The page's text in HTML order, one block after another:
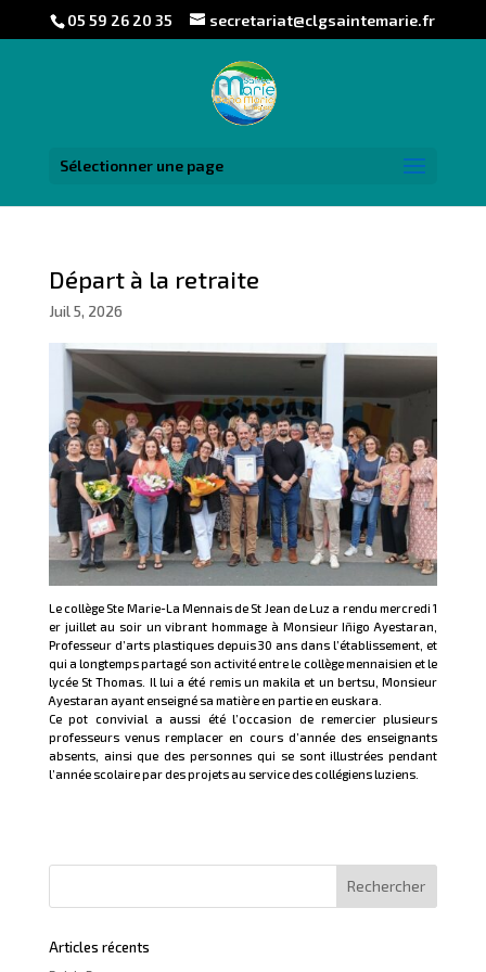
05 59 26 20 35 secretariat@clgsaintemarie.fr
Sélectionner une page
Départ à la retraite
Juil 5, 2026
Le collège Ste Marie-La Mennais de St Jean de Luz a rendu mercredi 1
er juillet au soir un vibrant hommage à Monsieur Iñigo Ayestaran,
Professeur d’arts plastiques depuis 30 ans dans l’établissement, et
qui a longtemps partagé son activité entre le collège mennaisien et le
lycée St Thomas. Il lui a été remis un makila et un bertsu, Monsieur
Ayestaran ayant enseigné sa matière en partie en euskara.
Ce pot convivial a aussi été l’occasion de remercier plusieurs
professeurs venus remplacer en cours d’année des enseignants
absents, ainsi que des personnes qui se sont illustrées pendant
l’année scolaire par des projets au service des collégiens luziens.
Articles récents